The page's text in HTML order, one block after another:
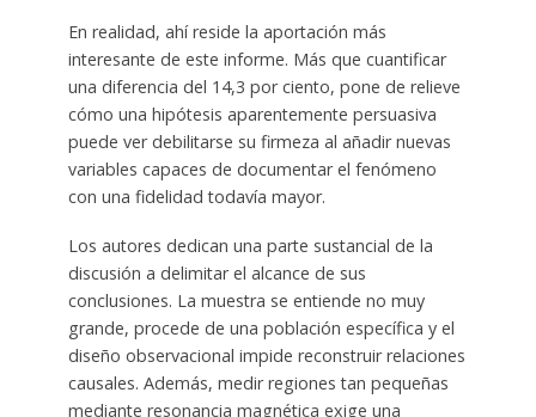
En realidad, ahí reside la aportación más
interesante de este informe. Más que cuantificar
una diferencia del 14,3 por ciento, pone de relieve
cómo una hipótesis aparentemente persuasiva
puede ver debilitarse su firmeza al añadir nuevas
variables capaces de documentar el fenómeno
con una fidelidad todavía mayor.
Los autores dedican una parte sustancial de la
discusión a delimitar el alcance de sus
conclusiones. La muestra se entiende no muy
grande, procede de una población específica y el
diseño observacional impide reconstruir relaciones
causales. Además, medir regiones tan pequeñas
mediante resonancia magnética exige una